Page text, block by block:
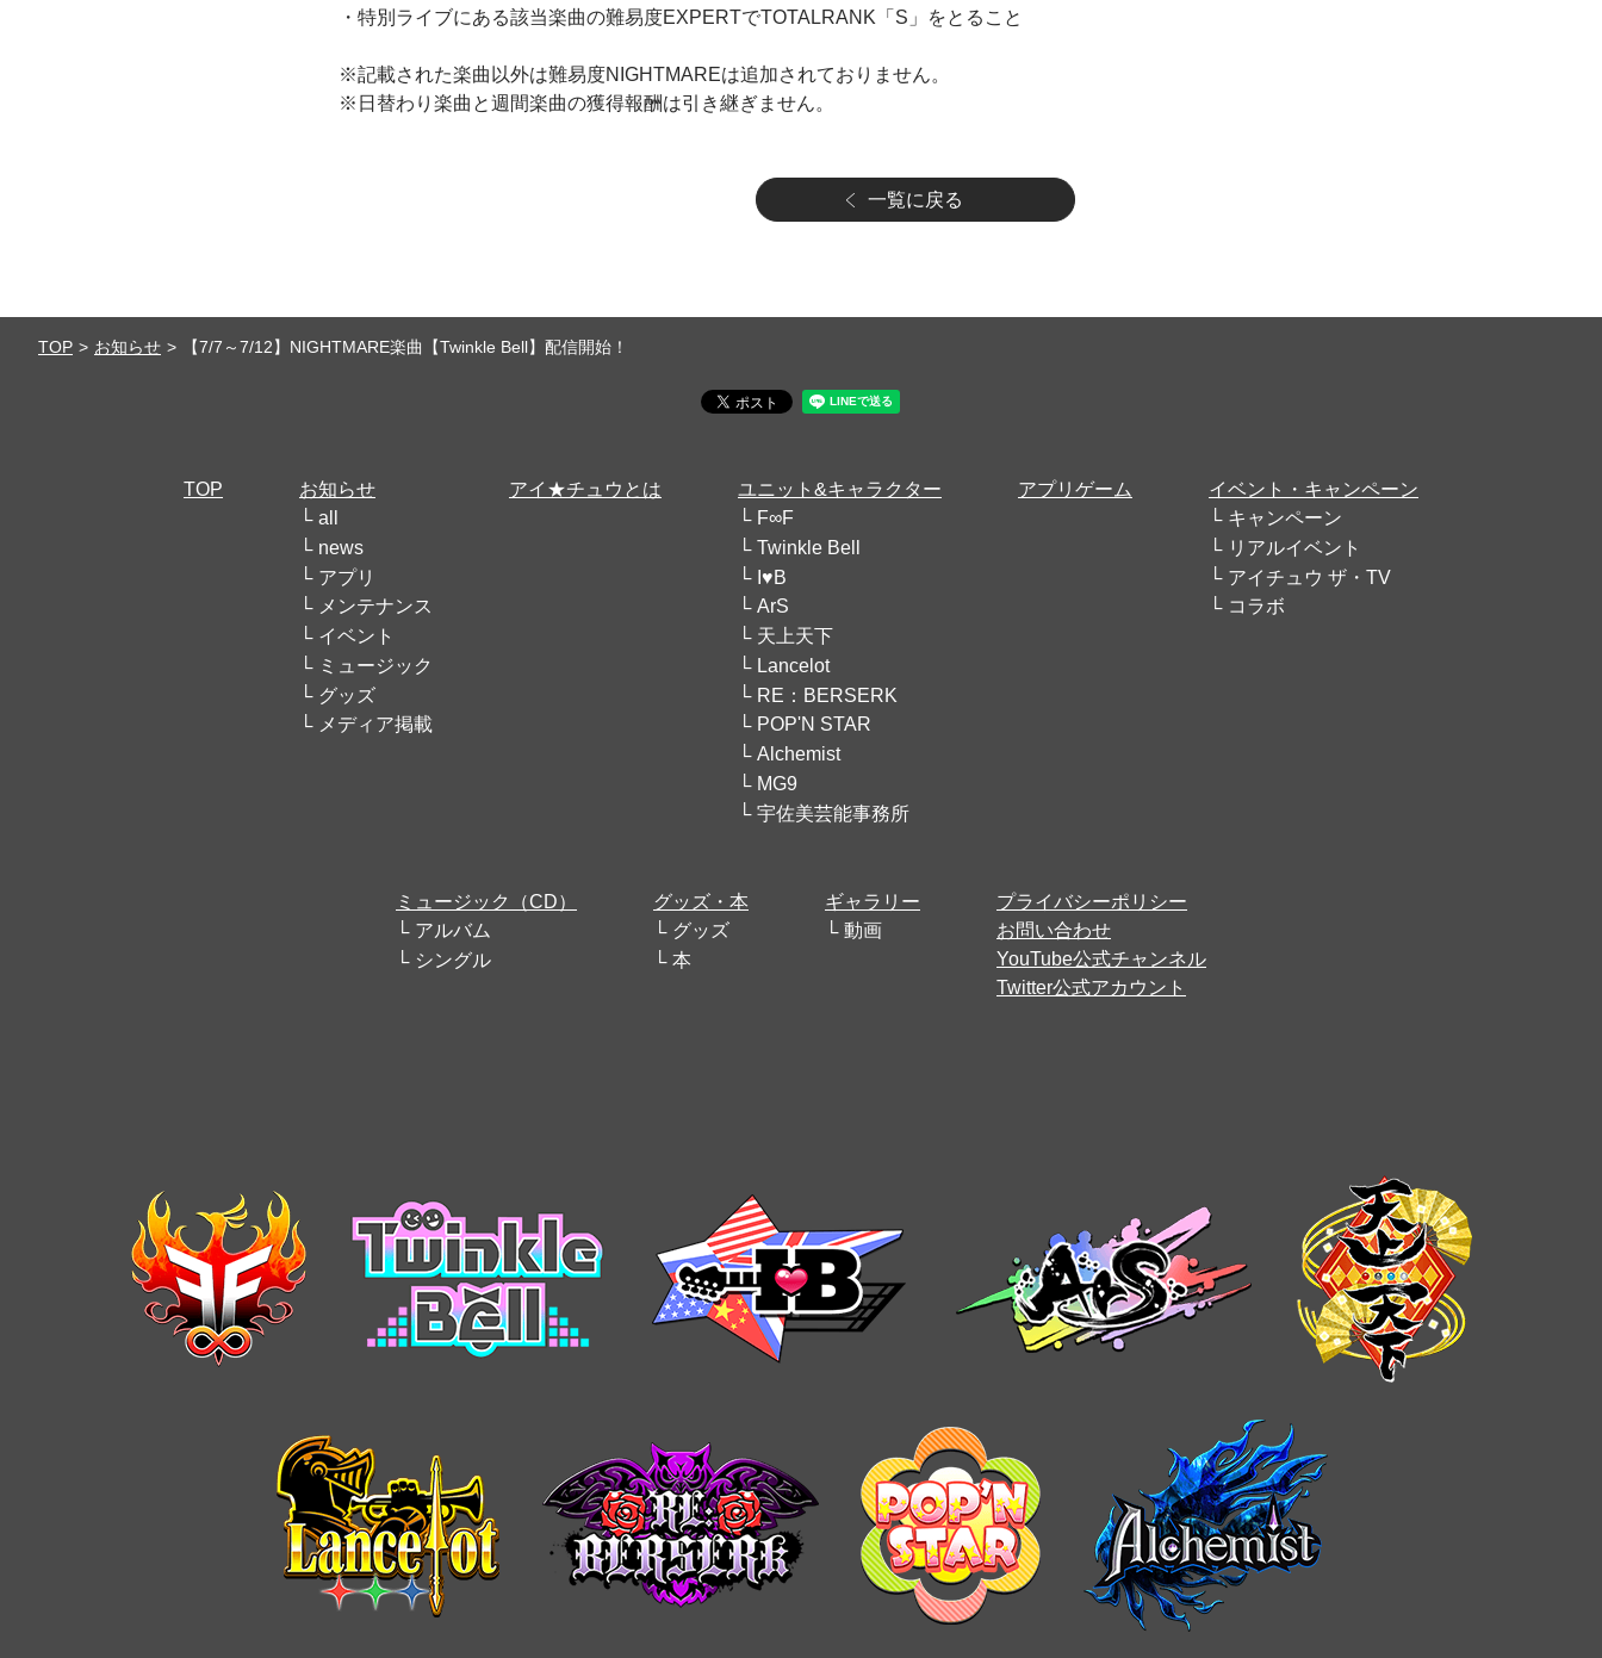
・特別ライブにある該当楽曲の難易度EXPERTでTOTALRANK「S」をとること
※記載された楽曲以外は難易度NIGHTMAREは追加されておりません。
※日替わり楽曲と週間楽曲の獲得報酬は引き継ぎません。
一覧に戻る
TOP お知らせ 【7/7～7/12】NIGHTMARE楽曲【Twinkle Bell】配信開始！
TOP
お知らせ
all
news
アプリ
メンテナンス
イベント
ミュージック
グッズ
メディア掲載
アイ★チュウとは
ユニット&キャラクター
F∞F
Twinkle Bell
I♥B
ArS
天上天下
Lancelot
RE：BERSERK
POP'N STAR
Alchemist
MG9
宇佐美芸能事務所
アプリゲーム
イベント・キャンペーン
キャンペーン
リアルイベント
アイチュウ ザ・TV
コラボ
ミュージック（CD）
アルバム
シングル
グッズ・本
グッズ
本
ギャラリー
動画
プライバシーポリシー
お問い合わせ
YouTube公式チャンネル
Twitter公式アカウント